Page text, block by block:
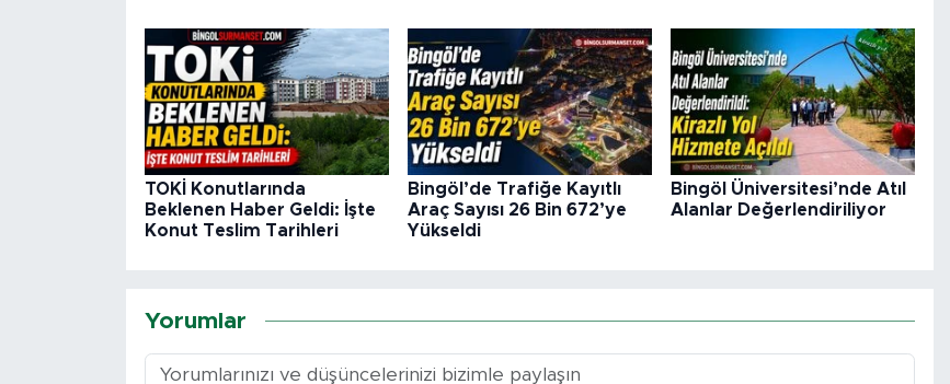
TOKİ Konutlarında
Beklenen Haber Geldi: İşte
Konut Teslim Tarihleri
Bingöl’de Trafiğe Kayıtlı
Araç Sayısı 26 Bin 672’ye
Yükseldi
Bingöl Üniversitesi’nde Atıl
Alanlar Değerlendiriliyor
Yorumlar